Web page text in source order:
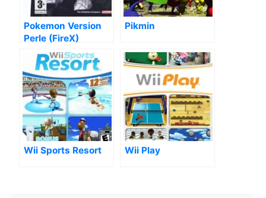
Pokemon Version
Perle (FireX)
Pikmin
Wii Sports Resort Wii Play